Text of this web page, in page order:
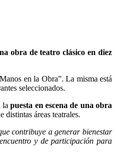
obra de teatro clásico en diez
en la Obra”. La misma está
seleccionados.
lapuesta en escena de una obra
distintas áreas teatrales.
contribuye a generar bienestar
y de participación para